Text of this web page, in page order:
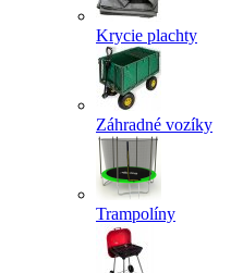
Krycie plachty
Záhradné vozíky
Trampolíny